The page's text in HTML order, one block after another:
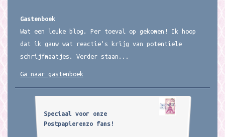
Gastenboek
Wat een leuke blog. Per toeval op gekomen! Ik hoop
dat ik gauw wat reactie's krijg van potentiele
schrijfmaatjes. Verder staan...
Ga naar gastenboek
Speciaal voor onze
Postpapierenzo fans!